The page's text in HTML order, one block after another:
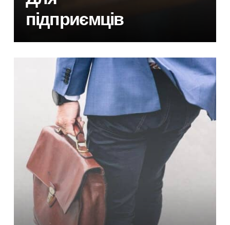
підприємців